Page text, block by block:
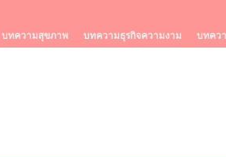
บทความสุขภาพ บทความธุรกิจความงาม บทคว